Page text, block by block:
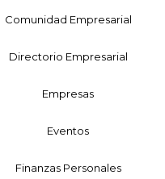
Comunidad Empresarial
Directorio Empresarial
Empresas
Eventos
Finanzas Personales